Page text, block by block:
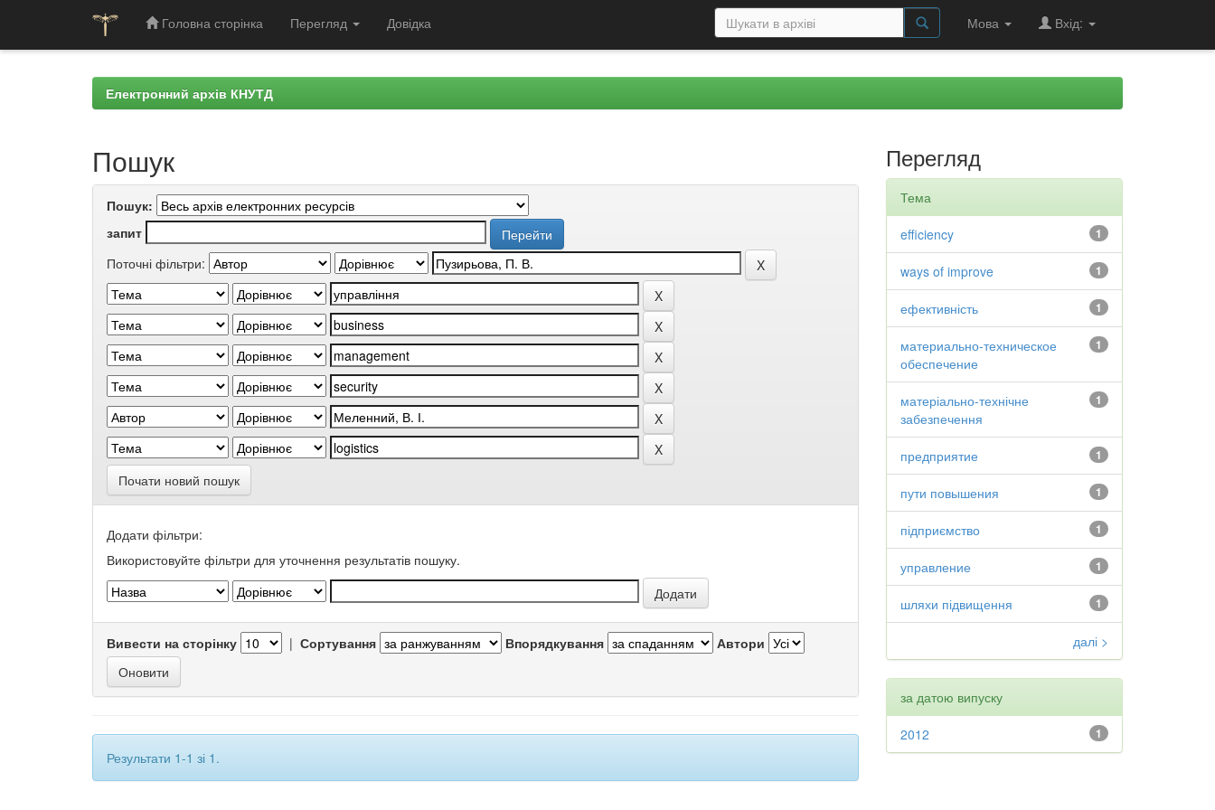
Головна сторінка Перегляд Довідка Мова Вхід:
Електронний архів КНУТД
Пошук
Пошук:
запит
Поточні фільтри:
Почати новий пошук
Додати фільтри:
Використовуйте фільтри для уточнення результатів пошуку.
Вивести на сторінку | Сортування Впорядкування Автори
Результати 1-1 зі 1.
Перегляд
Тема
1
efficiency
1
ways of improve
1
ефективність
1
материально-техническое
обеспечение
1
матеріально-технічне
забезпечення
1
предприятие
1
пути повышения
1
підприємство
1
управление
1
шляхи підвищення
далі >
за датою випуску
1
2012